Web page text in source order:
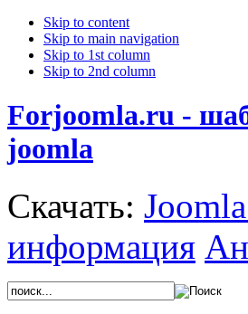
Skip to content
Skip to main navigation
Skip to 1st column
Skip to 2nd column
Forjoomla.ru -
joomla
Скачать:
информация